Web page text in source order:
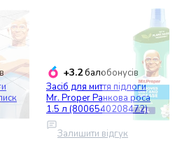
+3.2балобонусів
Засіб для миття підлоги
Mr. Proper Ранкова роса
1.5 л (8006540208472)
Залишити відгук